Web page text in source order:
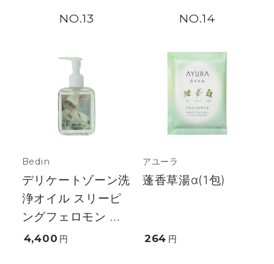
13
Bedin
デリケートゾーン洗
浄オイル スリーピ
ングフェロモン ...
4,400 円
14
アユーラ
蓬香草湯α(1包)
264 円